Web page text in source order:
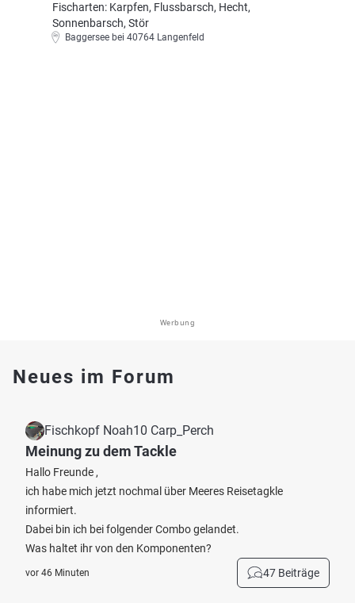
Fischarten: Karpfen, Flussbarsch, Hecht,
Sonnenbarsch, Stör
Baggersee bei 40764 Langenfeld
Werbung
Neues im Forum
Fischkopf Noah10 Carp_Perch
Meinung zu dem Tackle
Hallo Freunde ,
ich habe mich jetzt nochmal über Meeres Reisetagkle
informiert.
Dabei bin ich bei folgender Combo gelandet.
Was haltet ihr von den Komponenten?
vor 46 Minuten 47 Beiträge